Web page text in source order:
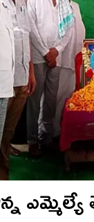
ఎమ్మెల్యే